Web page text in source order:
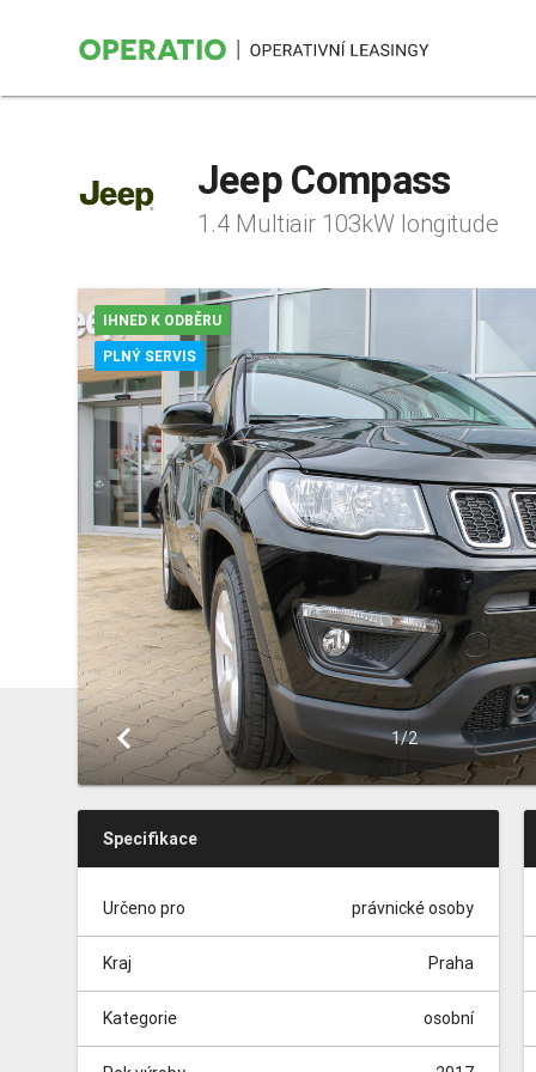
Jeep Compass
1.4 Multiair 103kW longitude
keyboard_arrow_left 1/2
IHNED K ODBĚRU
PLNÝ SERVIS
Specifikace
Určeno pro právnické osoby
Kraj Praha
Kategorie osobní